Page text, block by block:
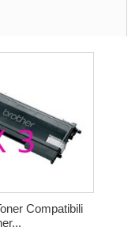
Compatibili